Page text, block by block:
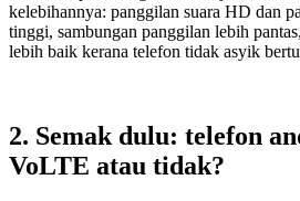
kelebihannya: panggilan suara HD dan
tinggi, sambungan panggilan lebih
lebih baik kerana telefon tidak asyik
2. Semak dulu: telefon
VoLTE atau tidak?